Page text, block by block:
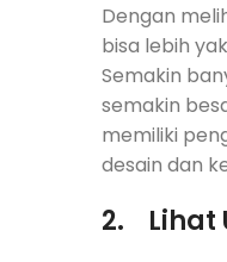
Dengan
bisa lebih
Semakin
semakin
memiliki
desain dan
2. Lihat